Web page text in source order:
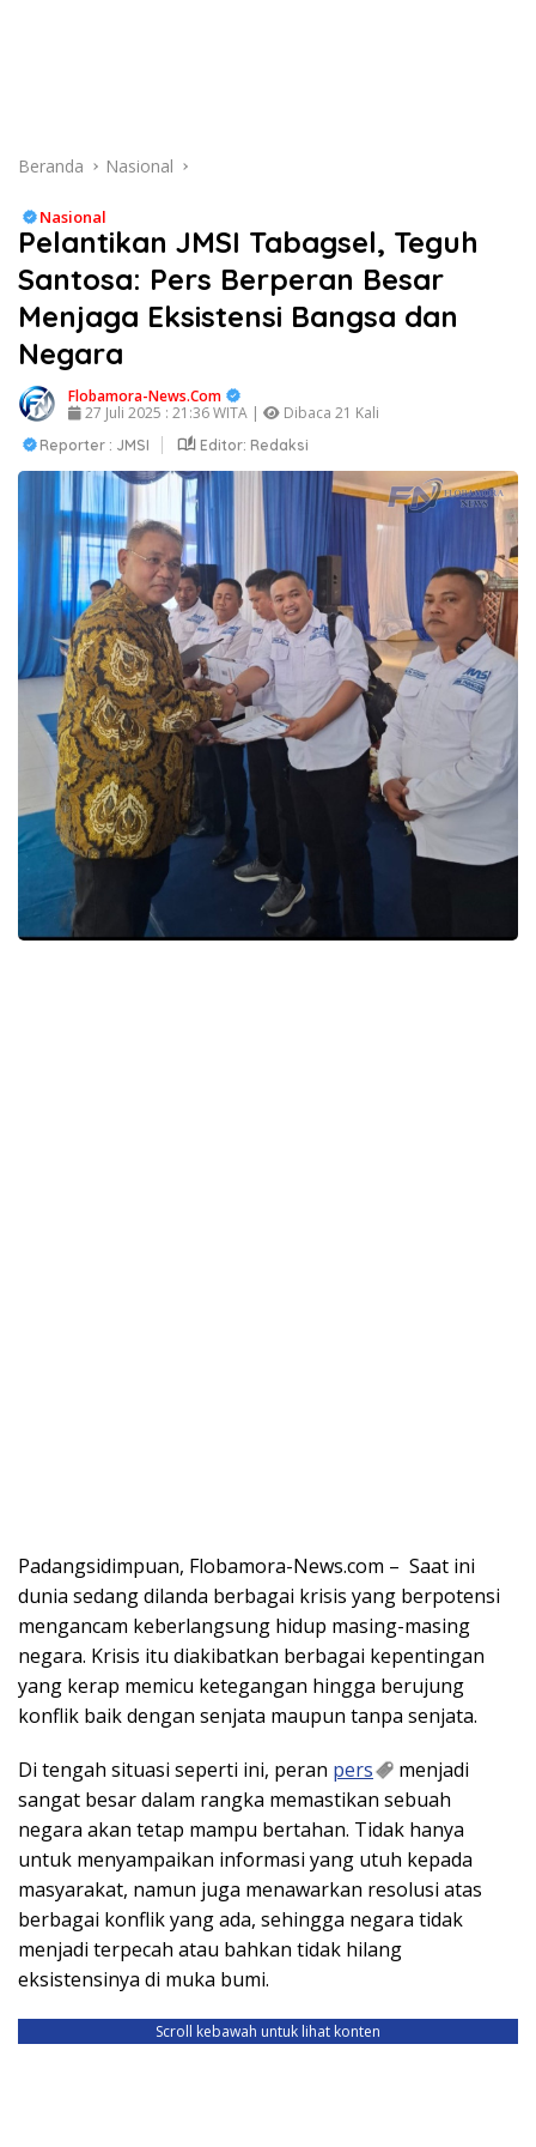
Beranda Nasional
Nasional
Pelantikan JMSI Tabagsel, Teguh
Santosa: Pers Berperan Besar
Menjaga Eksistensi Bangsa dan
Negara
Flobamora-News.Com
27 Juli 2025 : 21:36 WITA |
Dibaca 21 Kali
Reporter : JMSI Editor: Redaksi
Padangsidimpuan, Flobamora-News.com – Saat ini
dunia sedang dilanda berbagai krisis yang berpotensi
mengancam keberlangsung hidup masing-masing
negara. Krisis itu diakibatkan berbagai kepentingan
yang kerap memicu ketegangan hingga berujung
konflik baik dengan senjata maupun tanpa senjata.
Di tengah situasi seperti ini, peran pers
menjadi
sangat besar dalam rangka memastikan sebuah
negara akan tetap mampu bertahan. Tidak hanya
untuk menyampaikan informasi yang utuh kepada
masyarakat, namun juga menawarkan resolusi atas
berbagai konflik yang ada, sehingga negara tidak
menjadi terpecah atau bahkan tidak hilang
eksistensinya di muka bumi.
Scroll kebawah untuk lihat konten